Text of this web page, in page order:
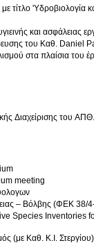
'Υδροβιολογία
και ασφάλειας
του Καθ. Daniel
στα πλαίσια του
Διαχείρισης του
meeting
Κορώνειας – Βόλβης (ΦΕΚ
Species Inventories for
(με Καθ. Κ.Ι.